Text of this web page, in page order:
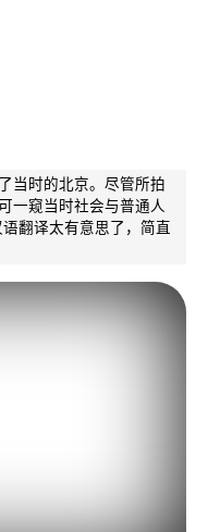
当时的北京。尽管所拍
一窥当时社会与普通人
翻译太有意思了，简直